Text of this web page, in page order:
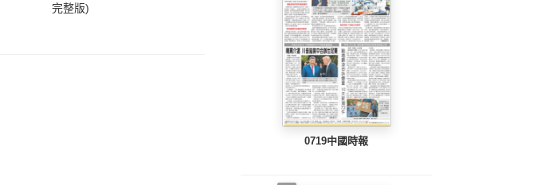
完整版)
完整版)
0719中國時報